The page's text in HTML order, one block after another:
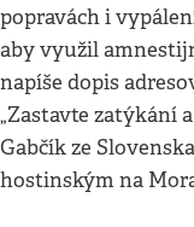
popravách i
aby využil
napíše dopis
„Zastavte zatýkání
Gabčík ze
hostinským na